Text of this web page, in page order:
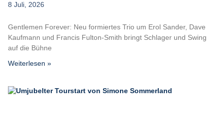
8 Juli, 2026
Gentlemen Forever: Neu formiertes Trio um Erol Sander, Dave
Kaufmann und Francis Fulton-Smith bringt Schlager und Swing
auf die Bühne
Weiterlesen »